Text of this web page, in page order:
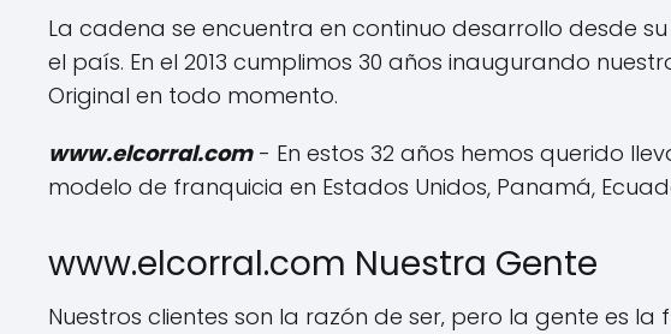
La cadena se encuentra en continuo desarrollo desde
el país. En el 2013 cumplimos 30 años inaugurando
Original en todo momento.
www.elcorral.com- En estos 32 años hemos querido
modelo de franquicia en Estados Unidos, Panamá,
www.elcorral.com Nuestra Gente
Nuestros clientes son la razón de ser‚ pero la gente es